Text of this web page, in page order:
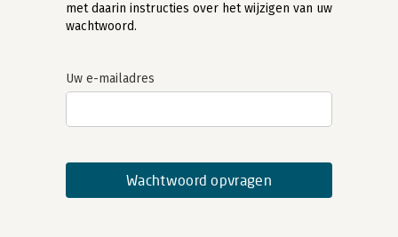
met daarin instructies over het wijzigen van uw
wachtwoord.
Uw e-mailadres